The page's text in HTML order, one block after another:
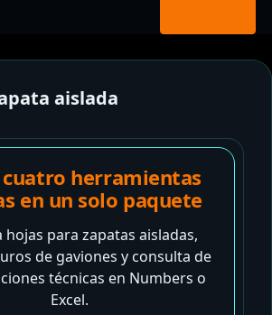
aislada
cuatro herramientas
en un solo paquete
hojas para zapatas aisladas,
de gaviones y consulta de
técnicas en Numbers o
Excel.